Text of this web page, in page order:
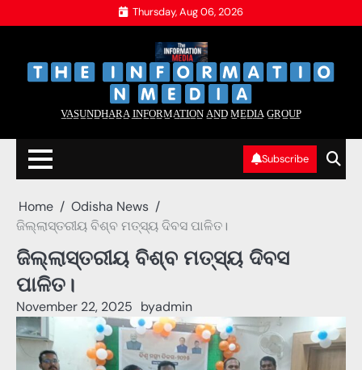
to
Thursday, Aug 06, 2026
V̲A̲S̲U̲N̲D̲H̲A̲R̲A̲ I̲N̲F̲O̲R̲M̲A̲T̲I̲O̲N̲ A̲N̲D̲ M̲E̲D̲I̲A̲ G̲R̲O̲U̲P̲
Subscribe
Home
Odisha News
ଜିଲ୍ଲାସ୍ତରୀୟ ବିଶ୍ବ ମତ୍ସ୍ୟ ଦିବସ ପାଳିତ।
ଜିଲ୍ଲାସ୍ତରୀୟ ବିଶ୍ବ ମତ୍ସ୍ୟ ଦିବସ
ପାଳିତ।
November 22, 2025 byadmin